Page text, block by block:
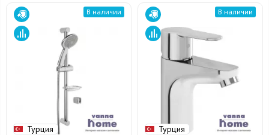
Турция
В наличии
Турция
В наличии